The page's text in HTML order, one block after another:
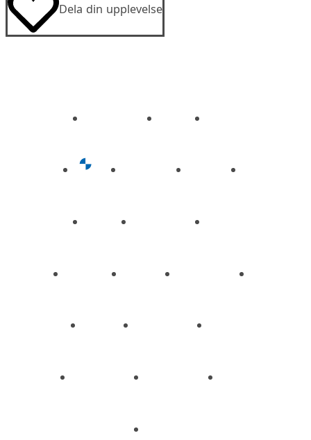
Dela din upplevelse